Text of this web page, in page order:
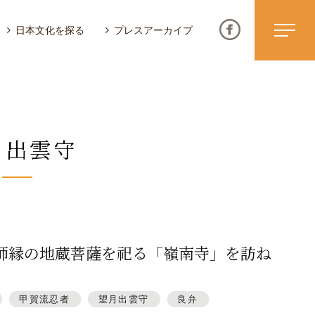
日本文化を探る プレスアーカイブ
お問い合わせ
雲守
縁の地蔵菩薩を祀る「嶺南寺」を訪ね
甲賀流忍者 望月出雲守 良弁